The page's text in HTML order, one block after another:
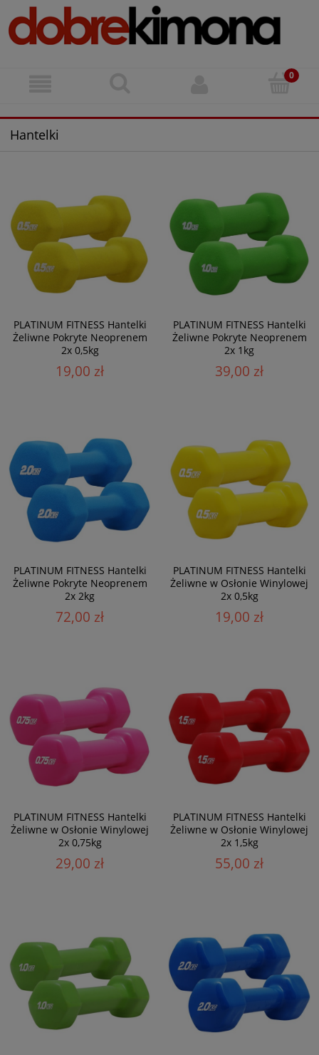
Hantelki
PLATINUM FITNESS Hantelki
Żeliwne Pokryte Neoprenem
2x 0,5kg
19,00 zł
PLATINUM FITNESS Hantelki
Żeliwne Pokryte Neoprenem
2x 1kg
39,00 zł
PLATINUM FITNESS Hantelki
Żeliwne Pokryte Neoprenem
2x 2kg
72,00 zł
PLATINUM FITNESS Hantelki
Żeliwne w Osłonie Winylowej
2x 0,5kg
19,00 zł
PLATINUM FITNESS Hantelki
Żeliwne w Osłonie Winylowej
2x 0,75kg
29,00 zł
PLATINUM FITNESS Hantelki
Żeliwne w Osłonie Winylowej
2x 1,5kg
55,00 zł